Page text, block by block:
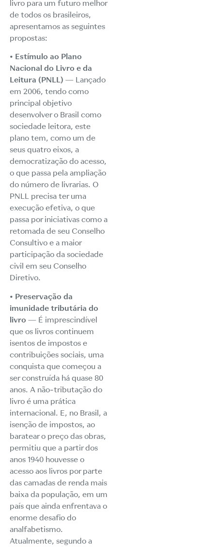
livro para um futuro melhor
de todos os brasileiros,
apresentamos as seguintes
propostas:
• Estímulo ao Plano
Nacional do Livro e da
Leitura (PNLL) — Lançado
em 2006, tendo como
principal objetivo
desenvolver o Brasil como
sociedade leitora, este
plano tem, como um de
seus quatro eixos, a
democratização do acesso,
o que passa pela ampliação
do número de livrarias. O
PNLL precisa ter uma
execução efetiva, o que
passa por iniciativas como a
retomada de seu Conselho
Consultivo e a maior
participação da sociedade
civil em seu Conselho
Diretivo.
• Preservação da
imunidade tributária do
livro — É imprescindível
que os livros continuem
isentos de impostos e
contribuições sociais, uma
conquista que começou a
ser construída há quase 80
anos. A não-tributação do
livro é uma prática
internacional. E, no Brasil, a
isenção de impostos, ao
baratear o preço das obras,
permitiu que a partir dos
anos 1940 houvesse o
acesso aos livros por parte
das camadas de renda mais
baixa da população, em um
país que ainda enfrentava o
enorme desafio do
analfabetismo.
Atualmente, segundo a